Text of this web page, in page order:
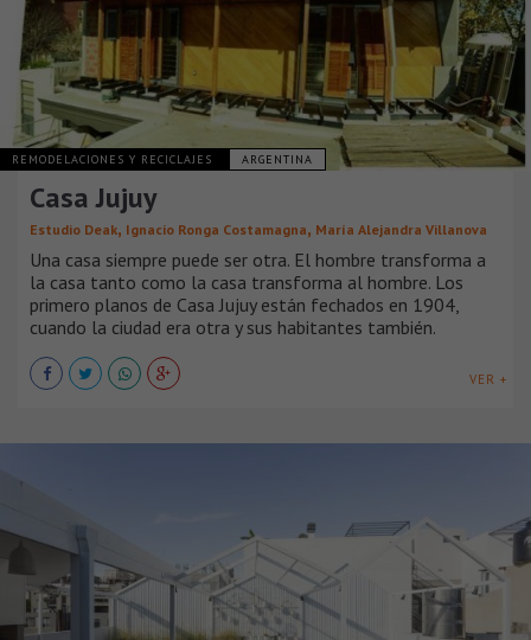
REMODELACIONES Y RECICLAJES ARGENTINA
Casa Jujuy
Estudio Deak, Ignacio Ronga Costamagna, María Alejandra Villanova
Una casa siempre puede ser otra. El hombre transforma a
la casa tanto como la casa transforma al hombre. Los
primero planos de Casa Jujuy están fechados en 1904,
cuando la ciudad era otra y sus habitantes también.
VER +